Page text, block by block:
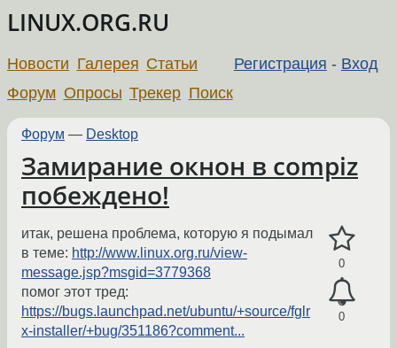
LINUX.ORG.RU
Регистрация - Вход
Новости Галерея Статьи
Форум Опросы Трекер Поиск
Форум — Desktop
Замирание окнон в compiz
побеждено!
0
0
итак, решена проблема, которую я подымал
в теме: http://www.linux.org.ru/view-
message.jsp?msgid=3779368
помог этот тред:
https://bugs.launchpad.net/ubuntu/+source/fglr
x-installer/+bug/351186?comment...